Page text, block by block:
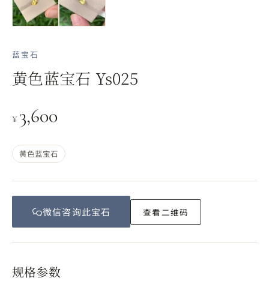
蓝宝石
黄色蓝宝石 Ys025
¥3,600
黄色蓝宝石
微信咨询此宝石 查看二维码
规格参数